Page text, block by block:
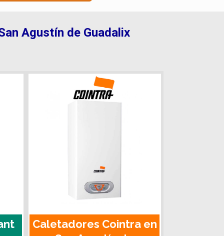
Agustín de Guadalix
Caletadores Cointra en